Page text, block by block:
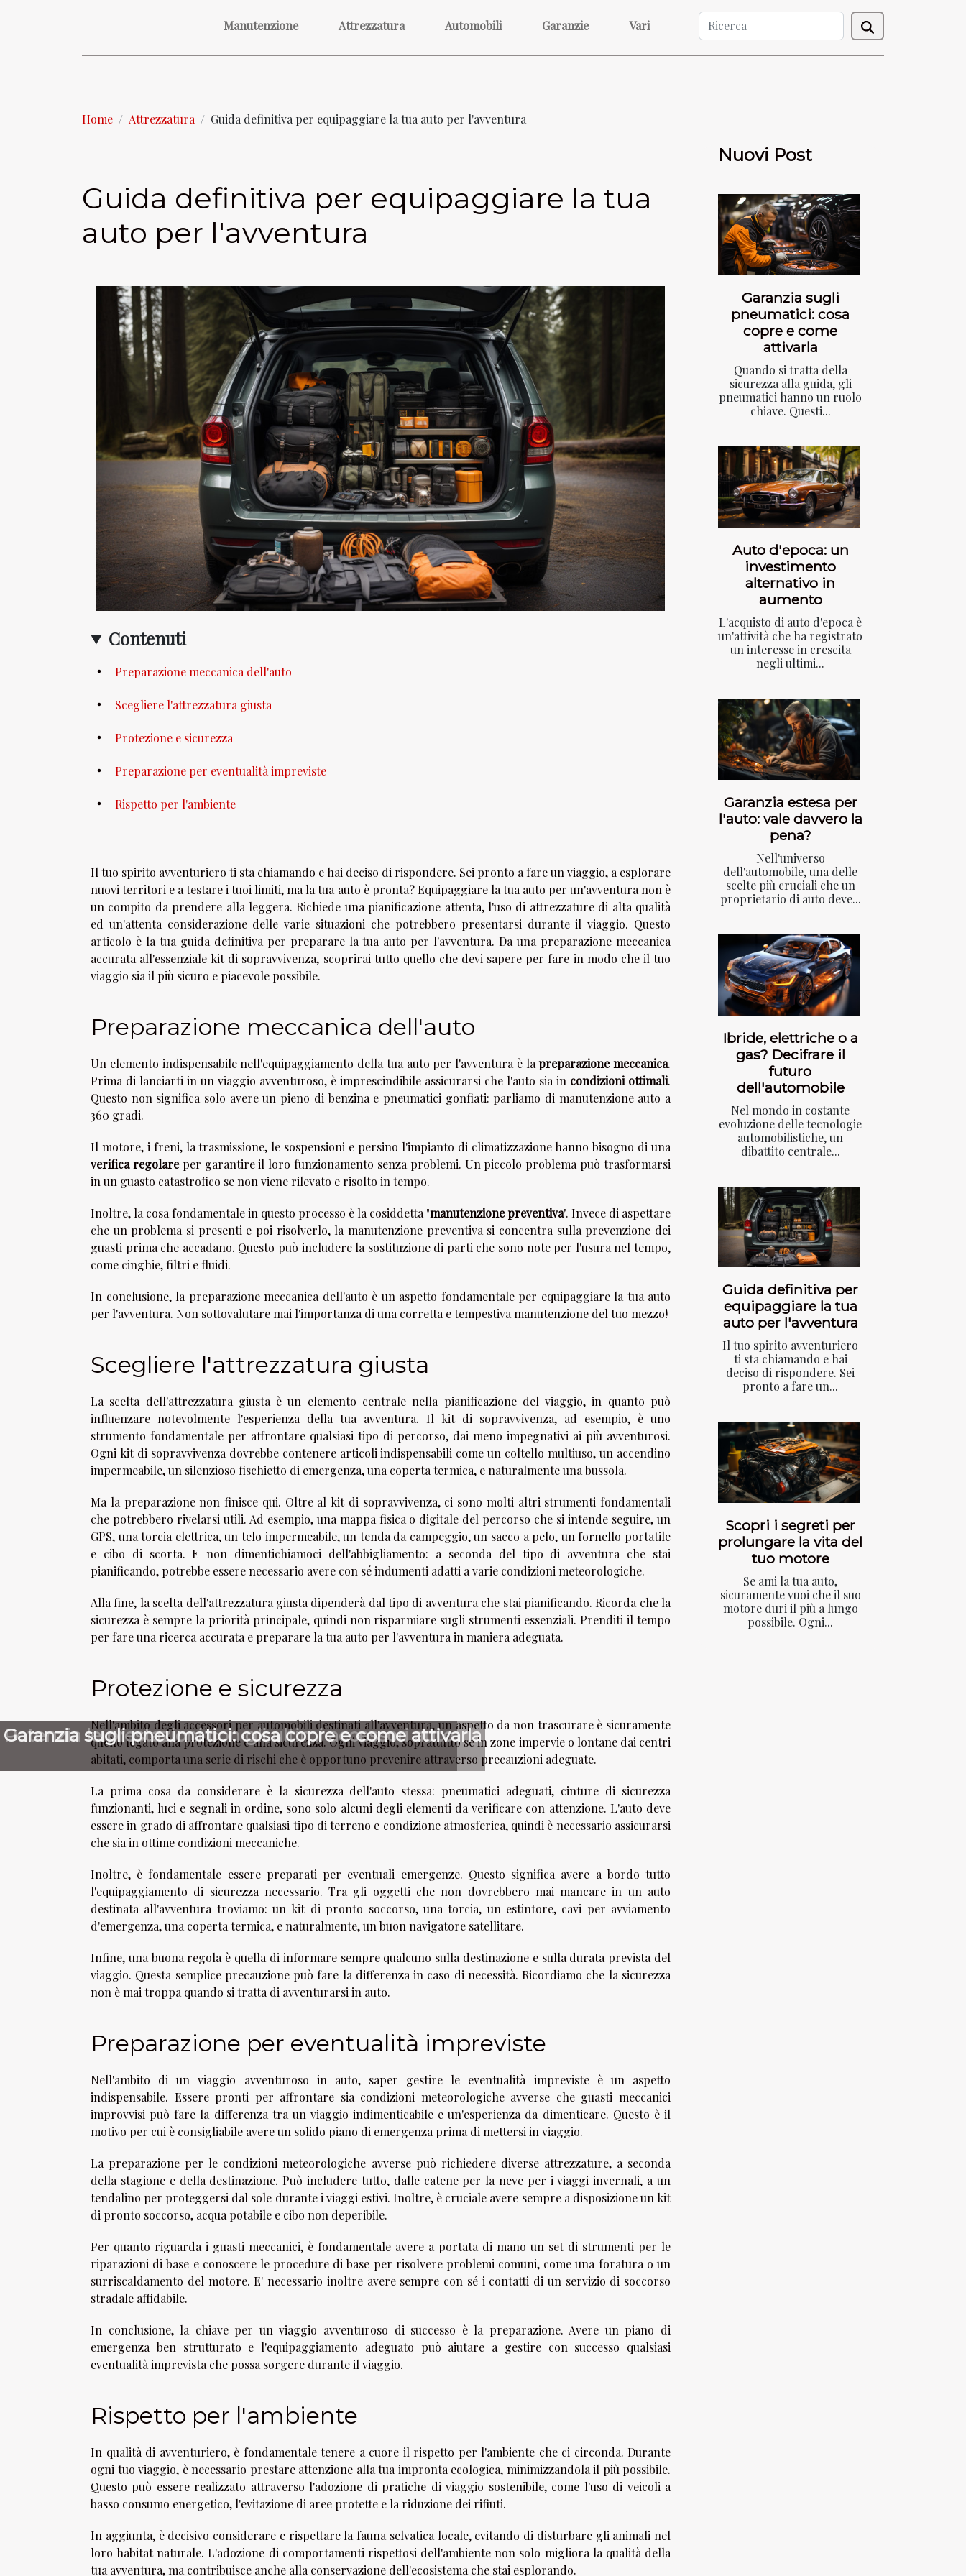
Manutenzione Attrezzatura Automobili Garanzie Vari
Home Attrezzatura Guida definitiva per equipaggiare la tua auto per l'avventura
Guida definitiva per equipaggiare la tua
auto per l'avventura
Contenuti
Preparazione meccanica dell'auto
Scegliere l'attrezzatura giusta
Protezione e sicurezza
Preparazione per eventualità impreviste
Rispetto per l'ambiente
Il tuo spirito avventuriero ti sta chiamando e hai deciso di rispondere. Sei pronto a fare un viaggio, a esplorare
nuovi territori e a testare i tuoi limiti, ma la tua auto è pronta? Equipaggiare la tua auto per un'avventura non è
un compito da prendere alla leggera. Richiede una pianificazione attenta, l'uso di attrezzature di alta qualità
ed un'attenta considerazione delle varie situazioni che potrebbero presentarsi durante il viaggio. Questo
articolo è la tua guida definitiva per preparare la tua auto per l'avventura. Da una preparazione meccanica
accurata all'essenziale kit di sopravvivenza, scoprirai tutto quello che devi sapere per fare in modo che il tuo
viaggio sia il più sicuro e piacevole possibile.
Preparazione meccanica dell'auto
Un elemento indispensabile nell'equipaggiamento della tua auto per l'avventura è lapreparazione meccanica.
Prima di lanciarti in un viaggio avventuroso, è imprescindibile assicurarsi che l'auto sia in condizioni ottimali.
Questo non significa solo avere un pieno di benzina e pneumatici gonfiati: parliamo di manutenzione auto a
360 gradi.
Il motore, i freni, la trasmissione, le sospensioni e persino l'impianto di climatizzazione hanno bisogno di una
verifica regolareper garantire il loro funzionamento senza problemi. Un piccolo problema può trasformarsi
in un guasto catastrofico se non viene rilevato e risolto in tempo.
Inoltre, la cosa fondamentale in questo processo è la cosiddetta "manutenzione preventiva". Invece di aspettare
che un problema si presenti e poi risolverlo, la manutenzione preventiva si concentra sulla prevenzione dei
guasti prima che accadano. Questo può includere la sostituzione di parti che sono note per l'usura nel tempo,
come cinghie, filtri e fluidi.
In conclusione, la preparazione meccanica dell'auto è un aspetto fondamentale per equipaggiare la tua auto
per l'avventura. Non sottovalutare mai l'importanza di una corretta e tempestiva manutenzione del tuo mezzo!
Scegliere l'attrezzatura giusta
La scelta dell'attrezzatura giusta è un elemento centrale nella pianificazione del viaggio, in quanto può
influenzare notevolmente l'esperienza della tua avventura. Il kit di sopravvivenza, ad esempio, è uno
strumento fondamentale per affrontare qualsiasi tipo di percorso, dai meno impegnativi ai più avventurosi.
Ogni kit di sopravvivenza dovrebbe contenere articoli indispensabili come un coltello multiuso, un accendino
impermeabile, un silenzioso fischietto di emergenza, una coperta termica, e naturalmente una bussola.
Ma la preparazione non finisce qui. Oltre al kit di sopravvivenza, ci sono molti altri strumenti fondamentali
che potrebbero rivelarsi utili. Ad esempio, una mappa fisica o digitale del percorso che si intende seguire, un
GPS, una torcia elettrica, un telo impermeabile, un tenda da campeggio, un sacco a pelo, un fornello portatile
e cibo di scorta. E non dimentichiamoci dell'abbigliamento: a seconda del tipo di avventura che stai
pianificando, potrebbe essere necessario avere con sé indumenti adatti a varie condizioni meteorologiche.
Alla fine, la scelta dell'attrezzatura giusta dipenderà dal tipo di avventura che stai pianificando. Ricorda che la
sicurezza è sempre la priorità principale, quindi non risparmiare sugli strumenti essenziali. Prenditi il tempo
per fare una ricerca accurata e preparare la tua auto per l'avventura in maniera adeguata.
Protezione e sicurezza
Nell'ambito degli accessori per automobili destinati all'avventura, un aspetto da non trascurare è sicuramente
quello legato alla protezione e alla sicurezza. Ogni viaggio, soprattutto se in zone impervie o lontane dai centri
abitati, comporta una serie di rischi che è opportuno prevenire attraverso precauzioni adeguate.
La prima cosa da considerare è la sicurezza dell'auto stessa: pneumatici adeguati, cinture di sicurezza
funzionanti, luci e segnali in ordine, sono solo alcuni degli elementi da verificare con attenzione. L'auto deve
essere in grado di affrontare qualsiasi tipo di terreno e condizione atmosferica, quindi è necessario assicurarsi
che sia in ottime condizioni meccaniche.
Inoltre, è fondamentale essere preparati per eventuali emergenze. Questo significa avere a bordo tutto
l'equipaggiamento di sicurezza necessario. Tra gli oggetti che non dovrebbero mai mancare in un auto
destinata all'avventura troviamo: un kit di pronto soccorso, una torcia, un estintore, cavi per avviamento
d'emergenza, una coperta termica, e naturalmente, un buon navigatore satellitare.
Infine, una buona regola è quella di informare sempre qualcuno sulla destinazione e sulla durata prevista del
viaggio. Questa semplice precauzione può fare la differenza in caso di necessità. Ricordiamo che la sicurezza
non è mai troppa quando si tratta di avventurarsi in auto.
Preparazione per eventualità impreviste
Nell'ambito di un viaggio avventuroso in auto, saper gestire le eventualità impreviste è un aspetto
indispensabile. Essere pronti per affrontare sia condizioni meteorologiche avverse che guasti meccanici
improvvisi può fare la differenza tra un viaggio indimenticabile e un'esperienza da dimenticare. Questo è il
motivo per cui è consigliabile avere un solido piano di emergenza prima di mettersi in viaggio.
La preparazione per le condizioni meteorologiche avverse può richiedere diverse attrezzature, a seconda
della stagione e della destinazione. Può includere tutto, dalle catene per la neve per i viaggi invernali, a un
tendalino per proteggersi dal sole durante i viaggi estivi. Inoltre, è cruciale avere sempre a disposizione un kit
di pronto soccorso, acqua potabile e cibo non deperibile.
Per quanto riguarda i guasti meccanici, è fondamentale avere a portata di mano un set di strumenti per le
riparazioni di base e conoscere le procedure di base per risolvere problemi comuni, come una foratura o un
surriscaldamento del motore. E' necessario inoltre avere sempre con sé i contatti di un servizio di soccorso
stradale affidabile.
In conclusione, la chiave per un viaggio avventuroso di successo è la preparazione. Avere un piano di
emergenza ben strutturato e l'equipaggiamento adeguato può aiutare a gestire con successo qualsiasi
eventualità imprevista che possa sorgere durante il viaggio.
Rispetto per l'ambiente
In qualità di avventuriero, è fondamentale tenere a cuore il rispetto per l'ambiente che ci circonda. Durante
ogni tuo viaggio, è necessario prestare attenzione alla tua impronta ecologica, minimizzandola il più possibile.
Questo può essere realizzato attraverso l'adozione di pratiche di viaggio sostenibile, come l'uso di veicoli a
basso consumo energetico, l'evitazione di aree protette e la riduzione dei rifiuti.
In aggiunta, è decisivo considerare e rispettare la fauna selvatica locale, evitando di disturbare gli animali nel
loro habitat naturale. L'adozione di comportamenti rispettosi dell'ambiente non solo migliora la qualità della
tua avventura, ma contribuisce anche alla conservazione dell'ecosistema che stai esplorando.
Nuovi Post
Garanzia sugli
pneumatici: cosa
copre e come
attivarla
Quando si tratta della
sicurezza alla guida, gli
pneumatici hanno un ruolo
chiave. Questi...
Auto d'epoca: un
investimento
alternativo in
aumento
L'acquisto di auto d'epoca è
un'attività che ha registrato
un interesse in crescita
negli ultimi...
Garanzia estesa per
l'auto: vale davvero la
pena?
Nell'universo
dell'automobile, una delle
scelte più cruciali che un
proprietario di auto deve...
Ibride, elettriche o a
gas? Decifrare il
futuro
dell'automobile
Nel mondo in costante
evoluzione delle tecnologie
automobilistiche, un
dibattito centrale...
Guida definitiva per
equipaggiare la tua
auto per l'avventura
Il tuo spirito avventuriero
ti sta chiamando e hai
deciso di rispondere. Sei
pronto a fare un...
Scopri i segreti per
prolungare la vita del
tuo motore
Se ami la tua auto,
sicuramente vuoi che il suo
motore duri il più a lungo
possibile. Ogni...
Potenzia le prestazioni con gli ultimi accessori auto
Garanzia sugli pneumatici: cosa copre e come attivarla